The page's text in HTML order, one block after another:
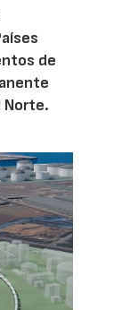
de
Norte.